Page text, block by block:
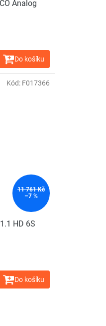
Analog
Do košíku
11 761 Kč
–7 %
HD 6S
Do košíku
Kód: F017366